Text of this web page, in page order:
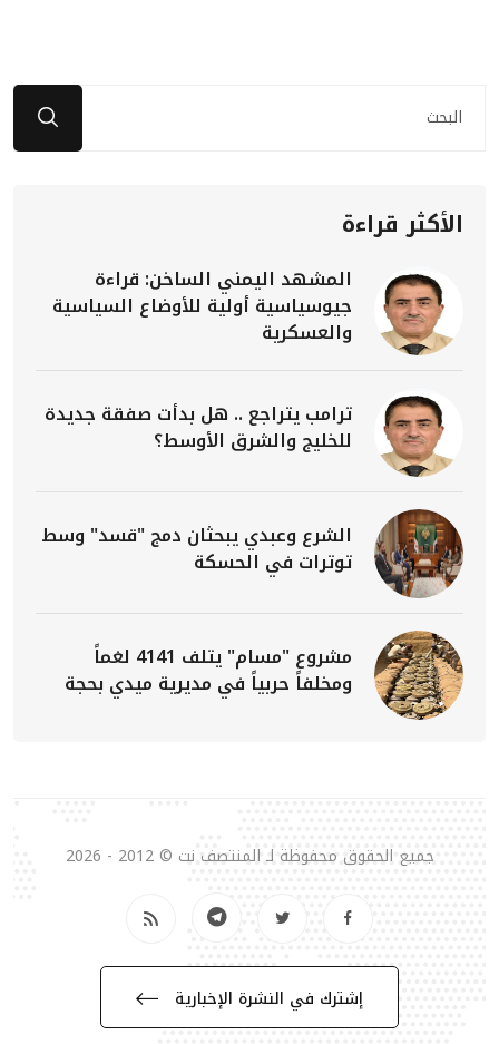
الأكثر قراءة
المشهد اليمني الساخن: قراءة
جيوسياسية أولية للأوضاع السياسية
والعسكرية
ترامب يتراجع .. هل بدأت صفقة جديدة
للخليج والشرق الأوسط؟
الشرع وعبدي يبحثان دمج "قسد" وسط
توترات في الحسكة
مشروع "مسام" يتلف 4141 لغماً
ومخلفاً حربياً في مديرية ميدي بحجة
جميع الحقوق محفوظة لـ المنتصف نت © 2012 - 2026
إشترك في النشرة الإخبارية